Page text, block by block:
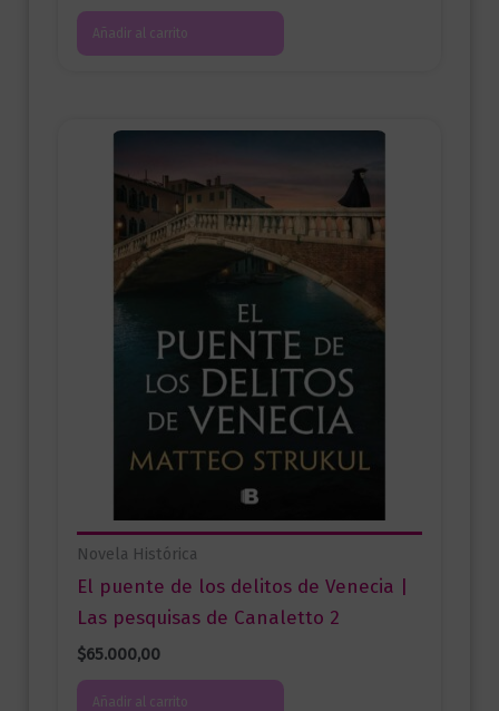
Añadir al carrito
Novela Histórica
El puente de los delitos de Venecia |
Las pesquisas de Canaletto 2
$65.000,00
Añadir al carrito